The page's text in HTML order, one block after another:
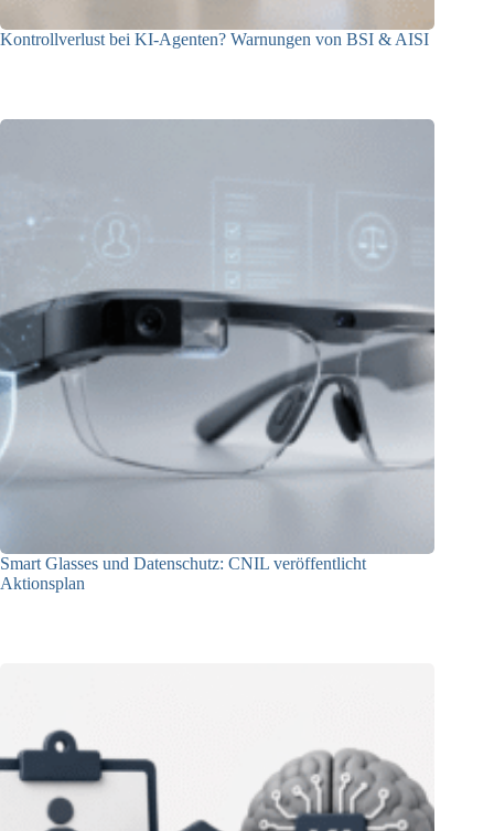
Kontrollverlust bei KI-Agenten? Warnungen von BSI & AISI
Smart Glasses und Datenschutz: CNIL veröffentlicht
Aktionsplan